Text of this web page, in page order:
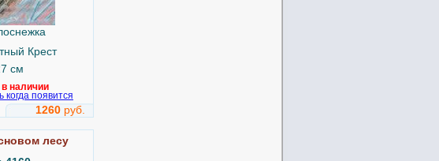
Крест
см
наличии
появится
1260 руб.
лесу